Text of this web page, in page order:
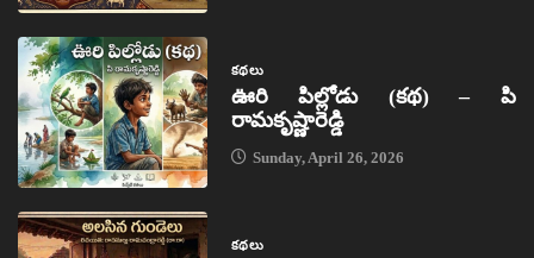
కథలు
ఊరి పిల్లోడు (కథ) – పి
రామకృష్ణారెడ్డి
Sunday, April 26, 2026
కథలు